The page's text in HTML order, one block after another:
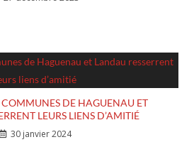
DE HAGUENAU ET
LEURS LIENS D’AMITIÉ
30 janvier 2024